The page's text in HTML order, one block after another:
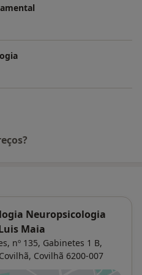
Neuropsicologia
Maia
nº 135, Gabinetes 1 B,
Covilhã 6200-007